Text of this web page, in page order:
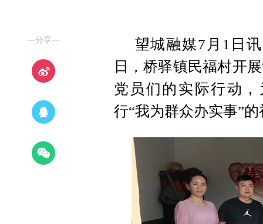
—分享—
望城融媒7月1日
日，桥驿镇民福村开
党员们的实际行动
行“我为群众办实事”